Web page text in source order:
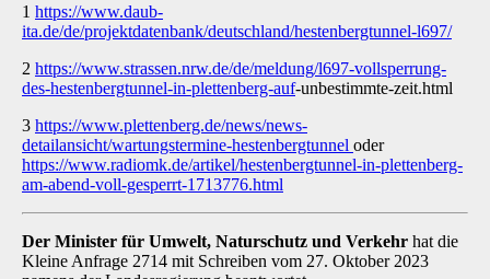
1 https://www.daub-
ita.de/de/projektdatenbank/deutschland/hestenbergtunnel-l697/
2 https://www.strassen.nrw.de/de/meldung/l697-vollsperrung-
des-hestenbergtunnel-in-plettenberg-auf-unbestimmte-zeit.html
3 https://www.plettenberg.de/news/news-
detailansicht/wartungstermine-hestenbergtunnel oder
https://www.radiomk.de/artikel/hestenbergtunnel-in-plettenberg-
am-abend-voll-gesperrt-1713776.html
Der Minister für Umwelt, Naturschutz und Verkehr hat die
Kleine Anfrage 2714 mit Schrei­ben vom 27. Oktober 2023